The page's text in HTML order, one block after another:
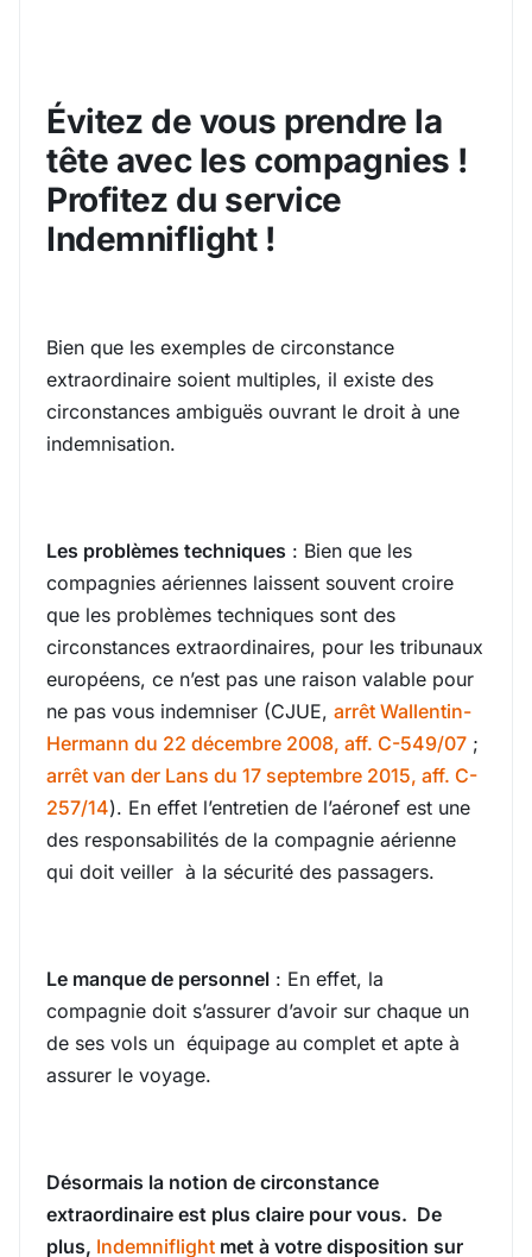
Évitez de vous prendre la
tête avec les compagnies !
Profitez du service
Indemniflight !
Bien que les exemples de circonstance
extraordinaire soient multiples, il existe des
circonstances ambiguës ouvrant le droit à une
indemnisation.
Les problèmes techniques : Bien que les
compagnies aériennes laissent souvent croire
que les problèmes techniques sont des
circonstances extraordinaires, pour les tribunaux
européens, ce n’est pas une raison valable pour
ne pas vous indemniser (CJUE, arrêt Wallentin-
Hermann du 22 décembre 2008, aff. C-549/07 ;
arrêt van der Lans du 17 septembre 2015, aff. C-
257/14). En effet l’entretien de l’aéronef est une
des responsabilités de la compagnie aérienne
qui doit veiller à la sécurité des passagers.
Le manque de personnel : En effet, la
compagnie doit s’assurer d’avoir sur chaque un
de ses vols un équipage au complet et apte à
assurer le voyage.
Désormais la notion de circonstance
extraordinaire est plus claire pour vous. De
plus, Indemniflight met à votre disposition sur